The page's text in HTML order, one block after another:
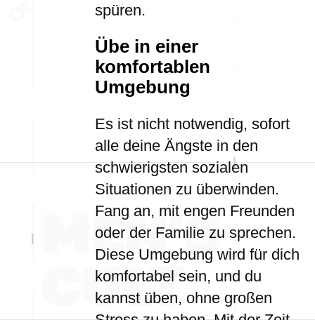
spüren.
Übe in einer
komfortablen
Umgebung
Es ist nicht notwendig, sofort
alle deine Ängste in den
schwierigsten sozialen
Situationen zu überwinden.
Fang an, mit engen Freunden
oder der Familie zu sprechen.
Diese Umgebung wird für dich
komfortabel sein, und du
kannst üben, ohne großen